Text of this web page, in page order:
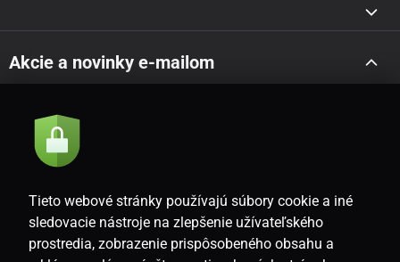
Akcie a novinky e-mailom
Súhlasím so
SK
Tieto webové stránky používajú súbory cookie a iné
sledovacie nástroje na zlepšenie užívateľského
prostredia, zobrazenie prispôsobeného obsahu a